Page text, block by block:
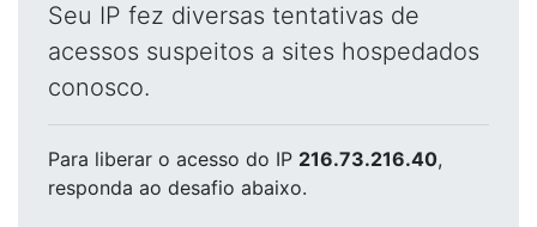
Seu IP fez diversas tentativas de
acessos suspeitos a sites hospedados
conosco.
Para liberar o acesso do IP 216.73.216.40,
responda ao desafio abaixo.